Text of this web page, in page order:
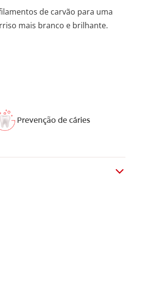
de carvão para uma
mais branco e brilhante.
Prevenção de cáries